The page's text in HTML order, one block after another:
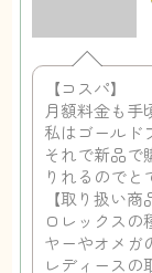
【コスパ】
月額料金も手
私はゴールド
それで新品で
りれるのでと
【取り扱い商
ロレックスの
ヤーやオメガ
レディースの